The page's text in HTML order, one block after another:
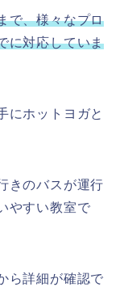
で、様々なプロ
に対応していま
にホットヨガと
きのバスが運行
やすい教室で
ら詳細が確認で